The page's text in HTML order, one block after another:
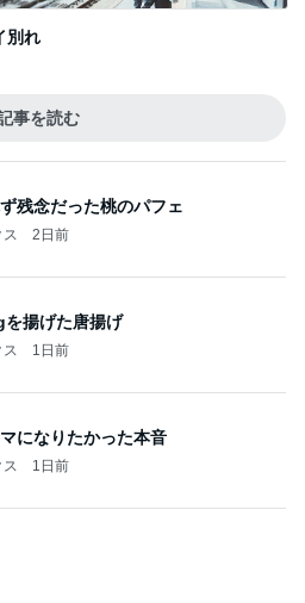
ス 1日前
になりたかった本音
1日前
残したとんかつ
1日前